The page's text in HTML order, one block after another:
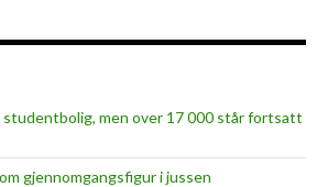
men over 17 000 står fortsatt
gjennomgangsfigur i jussen